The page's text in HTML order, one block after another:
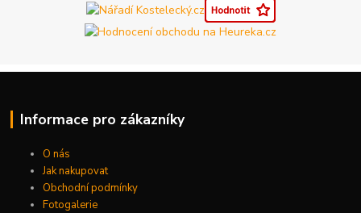
Informace pro zákazníky
O nás
Jak nakupovat
Obchodní podmínky
Fotogalerie